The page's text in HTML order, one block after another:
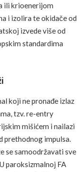
ili krioenerijom
i izolira te okidače od
izvede više od
standardima
koji ne pronađe izlaz
tzv. re-entry
mišićem i nailazi
prethodnog impulsa.
se samoodržavati sve
paroksizmalnoj FA